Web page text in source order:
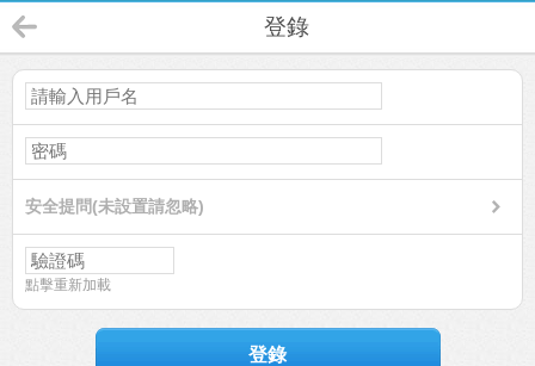
登錄
安全提問(未設置請忽略)
點擊重新加載
登錄